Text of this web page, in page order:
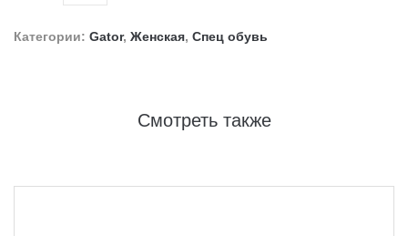
Категории: Gator, Женская, Спец обувь
Смотреть также